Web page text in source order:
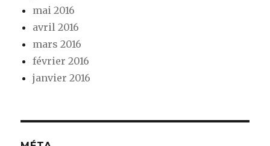
mai 2016
avril 2016
mars 2016
février 2016
janvier 2016